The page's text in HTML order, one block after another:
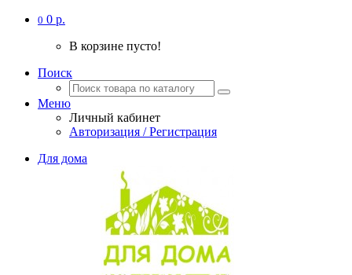
0 0 р.
В корзине пусто!
Поиск
Меню
Личный кабинет
Авторизация / Регистрация
Для дома